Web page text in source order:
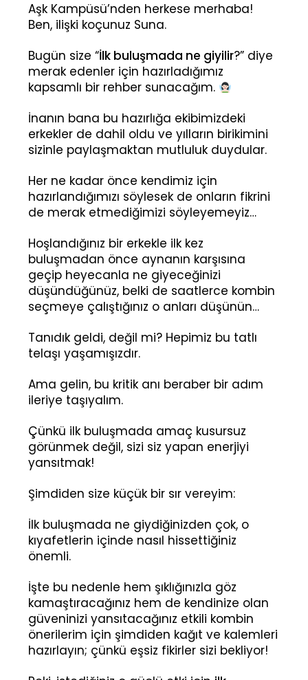
Aşk Kampüsü’nden herkese merhaba!
Ben, ilişki koçunuz Suna.
Bugün size “İlk buluşmada ne giyilir?” diye
merak edenler için hazırladığımız
kapsamlı bir rehber sunacağım.
İnanın bana bu hazırlığa ekibimizdeki
erkekler de dahil oldu ve yılların birikimini
sizinle paylaşmaktan mutluluk duydular.
Her ne kadar önce kendimiz için
hazırlandığımızı söylesek de onların fikrini
de merak etmediğimizi söyleyemeyiz…
Hoşlandığınız bir erkekle ilk kez
buluşmadan önce aynanın karşısına
geçip heyecanla ne giyeceğinizi
düşündüğünüz, belki de saatlerce kombin
seçmeye çalıştığınız o anları düşünün…
Tanıdık geldi, değil mi? Hepimiz bu tatlı
telaşı yaşamışızdır.
Ama gelin, bu kritik anı beraber bir adım
ileriye taşıyalım.
Çünkü ilk buluşmada amaç kusursuz
görünmek değil, sizi siz yapan enerjiyi
yansıtmak!
Şimdiden size küçük bir sır vereyim:
İlk buluşmada ne giydiğinizden çok, o
kıyafetlerin içinde nasıl hissettiğiniz
önemli.
İşte bu nedenle hem şıklığınızla göz
kamaştıracağınız hem de kendinize olan
güveninizi yansıtacağınız etkili kombin
önerilerim için şimdiden kağıt ve kalemleri
hazırlayın; çünkü eşsiz fikirler sizi bekliyor!